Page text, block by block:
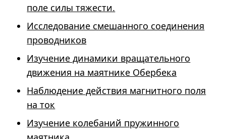
поле силы тяжести.
Исследование смешанного соединения
проводников
Изучение динамики вращательного
движения на маятнике Обербека
Наблюдение действия магнитного поля
на ток
Изучение колебаний пружинного